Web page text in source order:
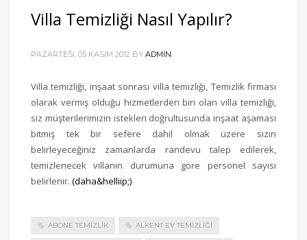
Villa Temizliği Nasıl Yapılır?
PAZARTESI, 05 KASIM 2012 BY ADMIN
Villa temizliği, inşaat sonrası villa temizliği, Temizlik firması
olarak vermiş olduğu hizmetlerden biri olan villa temizliği,
siz müşterilerimizin istekleri doğrultusunda inşaat aşaması
bitmiş tek bir sefere dahil olmak üzere sizin
belirleyeceğiniz zamanlarda randevu talep edilerek,
temizlenecek villanın durumuna göre personel sayısı
belirlenir. (daha&helliip;)
ABONE TEMIZLIK ALKENT EV TEMIZLIĞI